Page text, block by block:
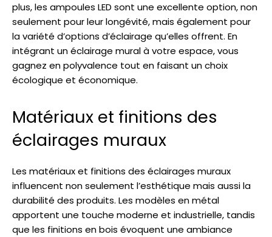
plus, les ampoules LED sont une excellente option, non
seulement pour leur longévité, mais également pour
la variété d’options d’éclairage qu’elles offrent. En
intégrant un éclairage mural à votre espace, vous
gagnez en polyvalence tout en faisant un choix
écologique et économique.
Matériaux et finitions des
éclairages muraux
Les matériaux et finitions des éclairages muraux
influencent non seulement l’esthétique mais aussi la
durabilité des produits. Les modèles en métal
apportent une touche moderne et industrielle, tandis
que les finitions en bois évoquent une ambiance